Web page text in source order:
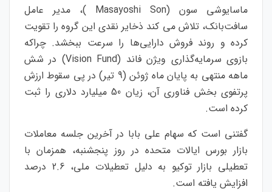
ماسایوشی سون (Masayoshi Son )، مدیر عامل
سافت‌بانک، تلاش می کند ذخایر نقدی این گروه را تقویت
کرده و روند فروش دارایی‌ها را سرعت ببخشد. چراکه
بازوی سرمایه‌گذاری ویژن فاند (Vision Fund) در شش
ماهه منتهی به پایان ماه ژوئن (9 تیر) در پی سقوط ارزش
پرتفوی بخش فناوری آن، زیان 50 میلیارد دلاری را ثبت
کرده است.
گفتنی است که سهام علی بابا در آخرین جلسه معاملات
بازار بورس ایالات متحده در روز پنجشنبه، همزمان با
تعطیلی بازار توکیو به دلیل تعطیلات ملی، 2.6 درصد
افزایش یافته است.